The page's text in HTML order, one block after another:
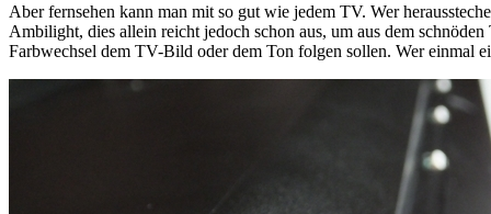
Aber fernsehen kann man mit so gut wie jedem TV. Wer
Ambilight, dies allein reicht jedoch schon aus, um aus dem
Farbwechsel dem TV-Bild oder dem Ton folgen sollen. Wer einmal